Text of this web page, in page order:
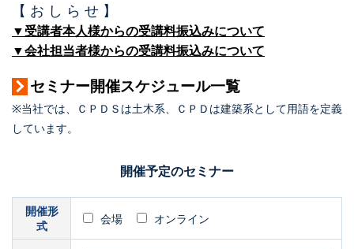
【 お し ら せ 】
▼受講者本人様からの受講料振込みについて
▼会社担当者様からの受講料振込みについて
セミナー開催スケジュール一覧
※当社では、ＣＰＤＳは土木系、ＣＰＤは建築系として用語を定義
しています。
開催予定のセミナー
開催形
式
会場 オンライン